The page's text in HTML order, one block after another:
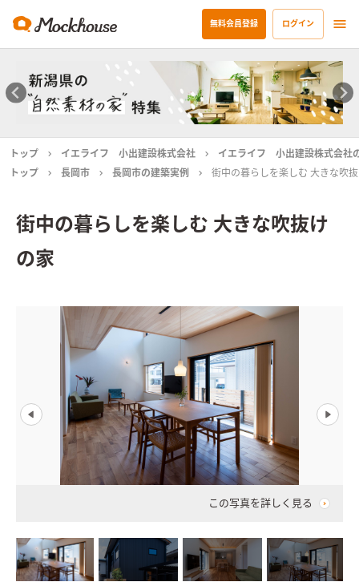
無料会員登録 ログイン
トップ イエライフ 小出建設株式会社
イエライフ 小出建設株式会社
トップ
長岡市 長岡市の建築実例 街中の暮らしを楽しむ 大きな吹
街中の暮らしを楽しむ 大きな吹抜け
の家
この写真を詳しく見る